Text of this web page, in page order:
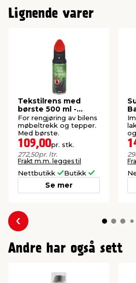
Lignende varer
Tekstilrens med
børste 500 ml -
Basta
For rengjøring av bilens
møbeltrekk og tepper.
Med børste.
109,00pr. stk.
272,50pr. ltr.
Frakt m.m. legges til
Nettbutikk Butikk
Se mer
Forrige
Andre har også sett